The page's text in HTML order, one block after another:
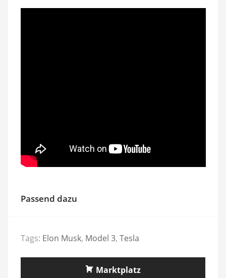
Passend dazu
Tags: Elon Musk, Model 3, Tesla
Marktplatz